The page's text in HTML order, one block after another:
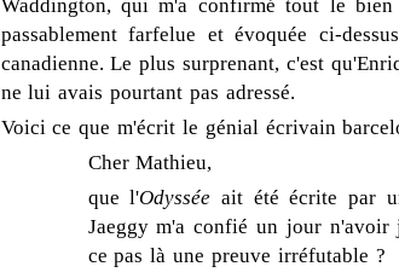
Waddington, qui m'a confirmé tout le
passablement farfelue et évoquée ci-
canadienne. Le plus surprenant, c'est
ne lui avais pourtant pas adressé.
Voici ce que m'écrit le génial écrivain
Cher Mathieu,
que l'Odyssée ait été écrite par
Jaeggy m'a confié un jour
ce pas là une preuve irréfutable ?